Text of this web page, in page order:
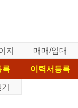
지
매매/임대
록
이력서등록